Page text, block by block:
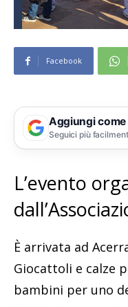
Facebook
Aggiungi
Seguici più
L’evento
È arrivata ad
Giocattoli e calze
bambini per uno